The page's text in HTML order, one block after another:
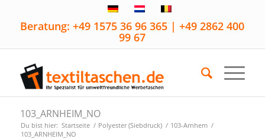
Beratung: +49 1575 36 96 365 | +49 2862 400
99 67
103_ARNHEIM_NO
Du bist hier: Startseite / Polyester (Siebdruck) / 103-Arnhem /
103_ARNHEIM_NO